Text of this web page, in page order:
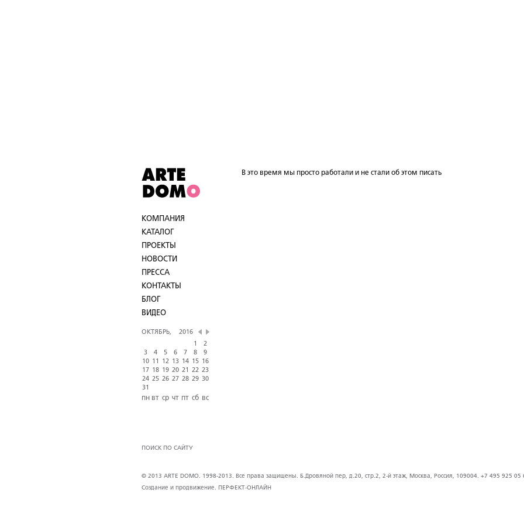
КОМПАНИЯ
КАТАЛОГ
ПРОЕКТЫ
НОВОСТИ
ПРЕССА
КОНТАКТЫ
БЛОГ
ВИДЕО
ОКТЯБРЬ,
2016
1
2
3
4 5 6 7 8
9
10 11 12 13 14 15
16
17
18 19 20 21 22 23
24 25 26 27 28 29 30
31
пн вт ср чт пт сб вс
ПОИСК ПО САЙТУ
В это время мы просто работали и не стали об этом писать
© 2013 ARTE DOMO. 1998-2013. Все права защищены. Б.Дровяной пер, д.20, стр.2, 2-й этаж, Москва, Россия, 109004. +7 495 925 05
Создание и продвижение. ПЕРФЕКТ-ОНЛАЙН